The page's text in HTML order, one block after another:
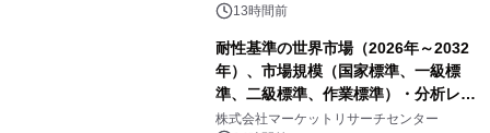
13時間前
耐性基準の世界市場（2026年～2032
年）、市場規模（国家標準、一級標
準、二級標準、作業標準）・分析レポ
ートを発表
株式会社マーケットリサーチセンター